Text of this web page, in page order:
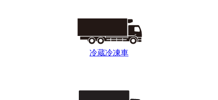
冷蔵冷凍車